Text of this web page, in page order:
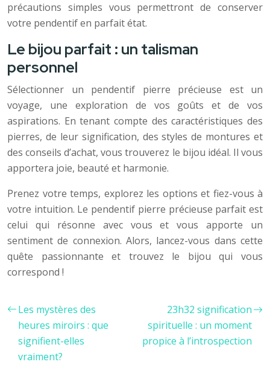
précautions simples vous permettront de conserver
votre pendentif en parfait état.
Le bijou parfait : un talisman
personnel
Sélectionner un pendentif pierre précieuse est un
voyage, une exploration de vos goûts et de vos
aspirations. En tenant compte des caractéristiques des
pierres, de leur signification, des styles de montures et
des conseils d’achat, vous trouverez le bijou idéal. Il vous
apportera joie, beauté et harmonie.
Prenez votre temps, explorez les options et fiez-vous à
votre intuition. Le pendentif pierre précieuse parfait est
celui qui résonne avec vous et vous apporte un
sentiment de connexion. Alors, lancez-vous dans cette
quête passionnante et trouvez le bijou qui vous
correspond !
Les mystères des
heures miroirs : que
signifient-elles
vraiment?
23h32 signification
spirituelle : un moment
propice à l’introspection